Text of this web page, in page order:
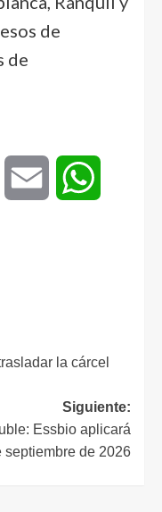
de
de
Threads Email
la cárcel
Siguiente:
Essbio aplicará
septiembre de 2026